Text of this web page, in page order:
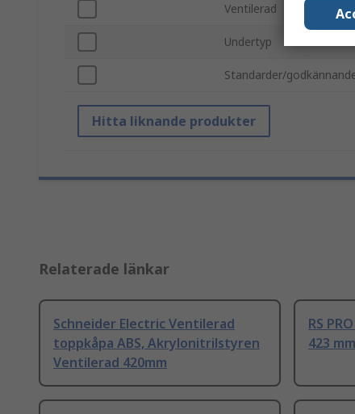
Ventilerad
Undertyp
Standarder/
Hitta liknande produkter
Relaterade länkar
Schneider Electric Ventilerad
toppkåpa ABS, Akrylonitrilstyren
Ventilerad 420mm
RS
423